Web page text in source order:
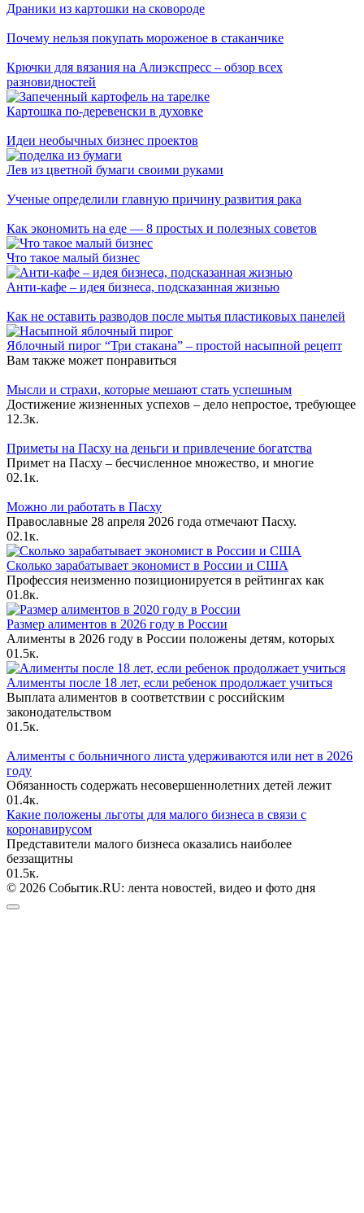
Драники из картошки на сковороде
Почему нельзя покупать мороженое в стаканчике
Крючки для вязания на Алиэкспресс – обзор всех
разновидностей
Картошка по-деревенски в духовке
Идеи необычных бизнес проектов
Лев из цветной бумаги своими руками
Ученые определили главную причину развития рака
Как экономить на еде — 8 простых и полезных советов
Что такое малый бизнес
Анти-кафе – идея бизнеса, подсказанная жизнью
Как не оставить разводов после мытья пластиковых панелей
Яблочный пирог “Три стакана” – простой насыпной рецепт
Вам также может понравиться
Мысли и страхи, которые мешают стать успешным
Достижение жизненных успехов – дело непростое, требующее
1 2.3к.
Приметы на Пасху на деньги и привлечение богатства
Примет на Пасху – бесчисленное множество, и многие
02.1к.
Можно ли работать в Пасху
Православные 28 апреля 2026 года отмечают Пасху.
02.1к.
Сколько зарабатывает экономист в России и США
Профессия неизменно позиционируется в рейтингах как
01.8к.
Размер алиментов в 2026 году в России
Алименты в 2026 году в России положены детям, которых
01.5к.
Алименты после 18 лет, если ребенок продолжает учиться
Выплата алиментов в соответствии с российским
законодательством
01.5к.
Алименты с больничного листа удерживаются или нет в 2026
году
Обязанность содержать несовершеннолетних детей лежит
01.4к.
Какие положены льготы для малого бизнеса в связи с
коронавирусом
Представители малого бизнеса оказались наиболее
беззащитны
01.5к.
© 2026 Событик.RU: лента новостей, видео и фото дня